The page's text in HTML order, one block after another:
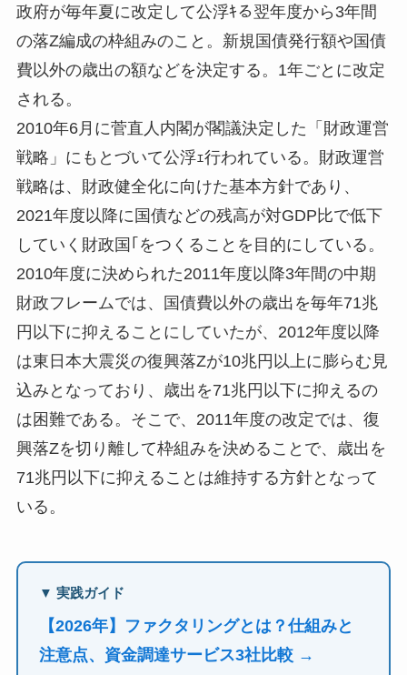
政府が毎年夏に改定して公浮ｷる翌年度から3年間
の落Z編成の枠組みのこと。新規国債発行額や国債
費以外の歳出の額などを決定する。1年ごとに改定
される。
2010年6月に菅直人内閣が閣議決定した「財政運営
戦略」にもとづいて公浮ｪ行われている。財政運営
戦略は、財政健全化に向けた基本方針であり、
2021年度以降に国債などの残高が対GDP比で低下
していく財政国｢をつくることを目的にしている。
2010年度に決められた2011年度以降3年間の中期
財政フレームでは、国債費以外の歳出を毎年71兆
円以下に抑えることにしていたが、2012年度以降
は東日本大震災の復興落Zが10兆円以上に膨らむ見
込みとなっており、歳出を71兆円以下に抑えるの
は困難である。そこで、2011年度の改定では、復
興落Zを切り離して枠組みを決めることで、歳出を
71兆円以下に抑えることは維持する方針となって
いる。
▼ 実践ガイド
【2026年】ファクタリングとは？仕組みと
注意点、資金調達サービス3社比較 →